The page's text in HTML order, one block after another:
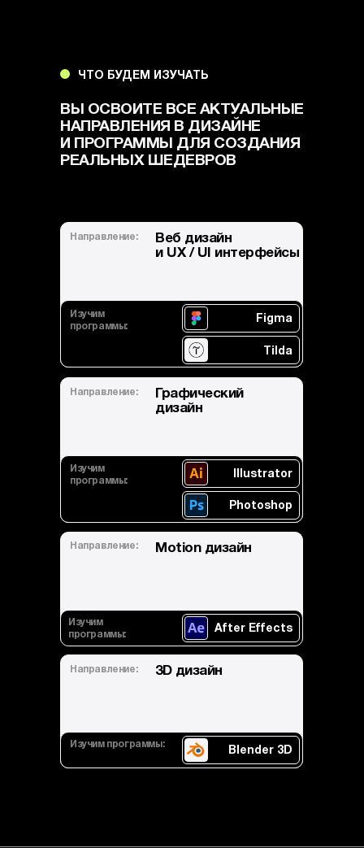
ЧТО БУДЕМ ИЗУЧАТЬ
ВЫ ОСВОИТЕ ВСЕ АКТУАЛЬНЫЕ
НАПРАВЛЕНИЯ В ДИЗАЙНЕ
И ПРОГРАММЫ ДЛЯ СОЗДАНИЯ
РЕАЛЬНЫХ ШЕДЕВРОВ
Веб дизайн
и UX / UI интерфейсы
Направление:
Изучим
программы:
Figma
Tilda
Графический
дизайн
Направление:
Изучим
программы:
Illustrator
Photoshop
Motion дизайн
Направление:
Изучим
программы:
After Effects
3D дизайн
Направление:
Изучим программы:
Blender 3D